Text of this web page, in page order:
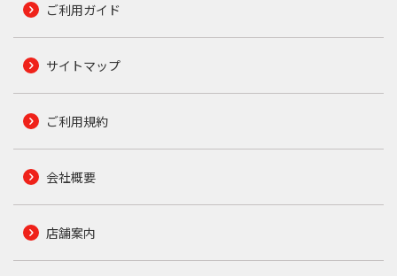
ご利用ガイド
サイトマップ
ご利用規約
会社概要
店舗案内